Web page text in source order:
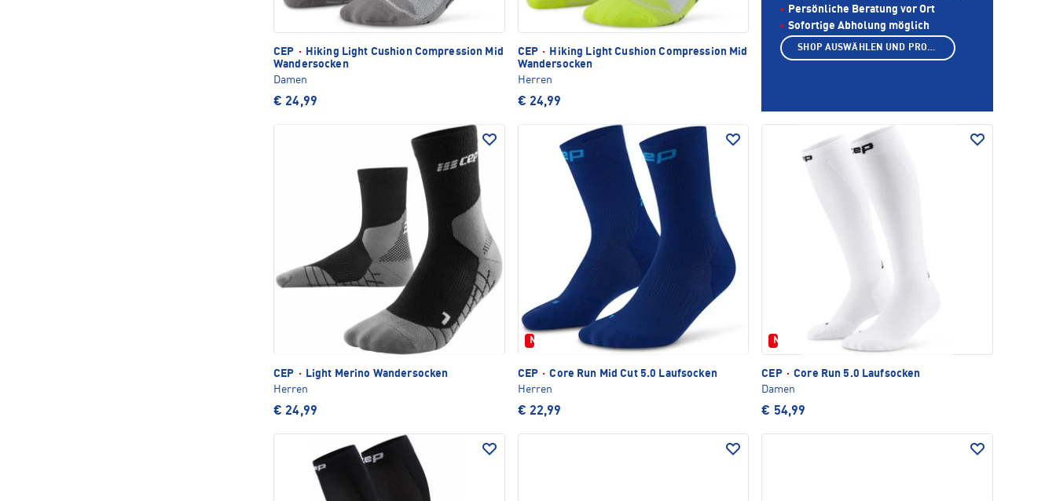
CEP ·
Hiking Light Cushion Compression Mid
Wandersocken
Damen
€ 24,99
CEP ·
Hiking Light Cushion Compression Mid
Wandersocken
Herren
€ 24,99
CEP ·
Light Merino Wandersocken
Herren
€ 24,99
Neu
CEP · Core Run Mid Cut 5.0 Laufsocken
Herren
€ 22,99
Neu
CEP · Core Run 5.0 Laufsocken
Damen
€ 54,99
Persönliche Beratung vor Ort
Sofortige Abholung möglich
SHOP AUSWÄHLEN UND PRODUKTE ANZEIGEN